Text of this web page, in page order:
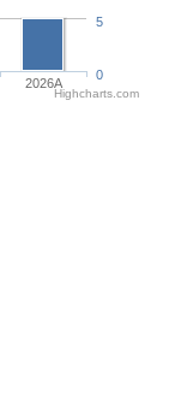
2026A
0
5
Highcharts.com